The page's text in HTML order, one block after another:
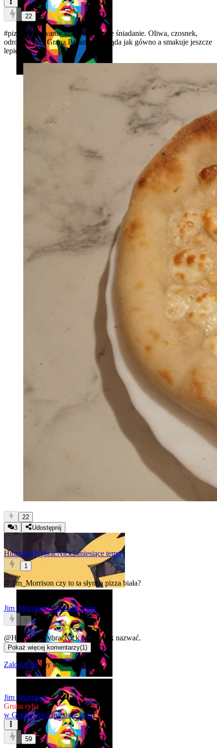
22
#pizza #gotowanieMinimalistyczne śniadanie. Oliwa, czosnek,
odrobina sera Grana Padano. Wygląda jak gówno a smakuje jeszcze
lepiej.
22
3
Udostępnij
HmmJakiWybracNick2 miesiące temu
1
@Jim_Morrison czy to ta słynna pizza biała?
Jim_Morrison2 miesiące temu
0
@HmmJakiWybracNickMożna tak nazwać.
Pokaż więcej komentarzy(1)
Zaloguj sięaby komentować
Jim_Morrison
Gruba ryba
w Gotowanie2 miesiące temu
59